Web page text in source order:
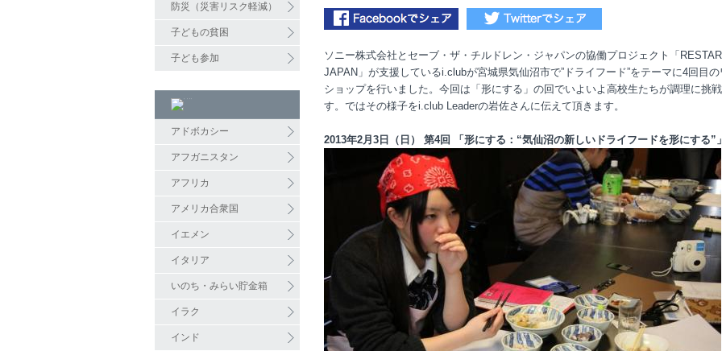
防災（災害リスク軽減）
子どもの貧困
子ども参加
アドボカシー
アフガニスタン
アフリカ
アメリカ合衆国
イエメン
イタリア
いのち・みらい貯金箱
イラク
インド
ソニー株式会社とセーブ・ザ・チルドレン・ジャパンの協働プロジェクト「
JAPAN」が支援しているi.clubが宮城県気仙沼市で”ドライフード”をテーマに4回目の
ショップを行いました。今回は「形にする」の回でいよいよ高校生たちが調理に挑戦
す。ではその様子をi.club Leaderの岩佐さんに伝えて頂きます。
2013年2月3日（日） 第4回 「形にする：“気仙沼の新しいドライフードを形にする”」